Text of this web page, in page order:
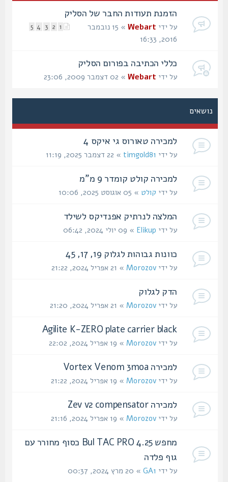
הזמנת תעודות החבר של הסליק
2
3
4
5 על ידיWebart
» 15 נובמבר
כללי הכתיבה בפורום הסליק
על ידיWebart» 02 דצמבר 2009, 23:06
נושאים
למכירה טאורוס גי איקס 4
על ידיtimgold81» 22 דצמבר 2025, 11:19
למכירה קולט קומדר 9 מ"מ
על ידיקולט » 05 אוגוסט 2025, 10:06
המלצה לנרתיק אפנדיקס לשילד
על ידיElikup» 09 יולי 2024, 06:42
כוונות גבוהות לגלוק 19, 17, 45
על ידיMorozov» 21 אפריל 2024, 21:22
הדק לגלוק
על ידיMorozov» 21 אפריל 2024, 21:20
Agilite K-ZERO plate carrier black
על ידיMorozov» 19 אפריל 2024, 22:02
למכירה Vortex Venom 3moa
על ידיMorozov» 19 אפריל 2024, 21:22
למכירה Zev v2 compensator
על ידיMorozov» 19 אפריל 2024, 21:16
מחפש Bul TAC PRO 4.25 כסוף מחורר עם
גוף פלדה
על ידיGA1 » 20 מרץ 2024, 00:37